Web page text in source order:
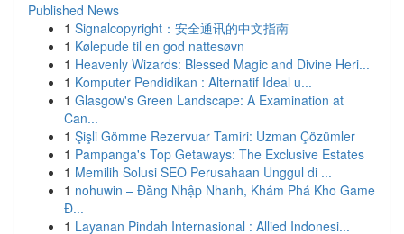
Published News
1 Signalcopyright：安全通讯的中文指南
1 Kølepude til en god nattesøvn
1 Heavenly Wizards: Blessed Magic and Divine Heri...
1 Komputer Pendidikan : Alternatif Ideal u...
1 Glasgow's Green Landscape: A Examination at
Can...
1 Şişli Gömme Rezervuar Tamiri: Uzman Çözümler
1 Pampanga's Top Getaways: The Exclusive Estates
1 Memilih Solusi SEO Perusahaan Unggul di ...
1 nohuwin – Đăng Nhập Nhanh, Khám Phá Kho Game
Đ...
1 Layanan Pindah Internasional : Allied Indonesi...